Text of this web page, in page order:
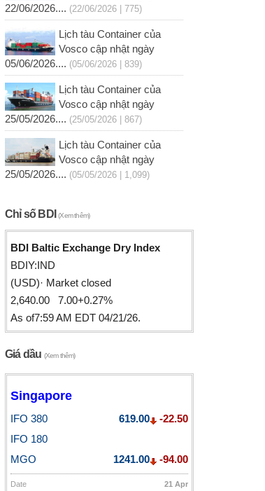
22/06/2026.... (22/06/2026 | 775)
Lịch tàu Container của
Vosco cập nhật ngày
05/06/2026.... (05/06/2026 | 839)
Lịch tàu Container của
Vosco cập nhật ngày
25/05/2026.... (25/05/2026 | 867)
Lịch tàu Container của
Vosco cập nhật ngày
25/05/2026.... (05/05/2026 | 1,099)
Chỉ số BDI(Xem thêm)
BDI Baltic Exchange Dry Index
BDIY:IND
(USD)· Market closed
2,640.00 7.00+0.27%
As of7:59 AM EDT 04/21/26.
Giá dầu (Xem thêm)
Singapore
IFO 380 619.00
-22.50
IFO 180
MGO
1241.00 -94.00
Date 21 Apr